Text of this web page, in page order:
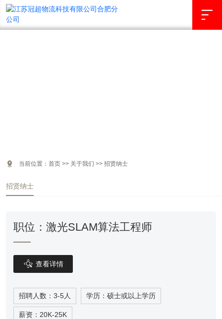

招贤纳士
 当前位置： 首页 >> 关于我们 >> 招贤纳士
职位：激光SLAM算法工程师
 查看详情
招聘人数：3-5人 学历：硕士或以上学历
薪资：20K-25K